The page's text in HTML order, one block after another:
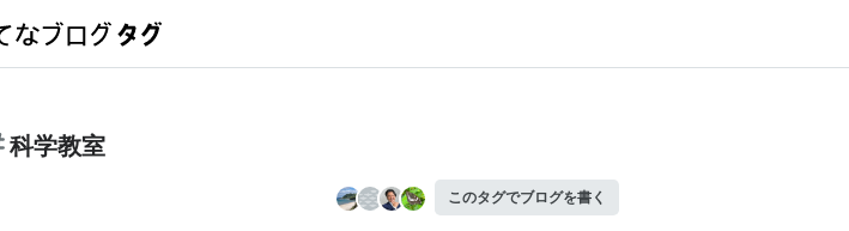
科学教室
このタグでブログを書く